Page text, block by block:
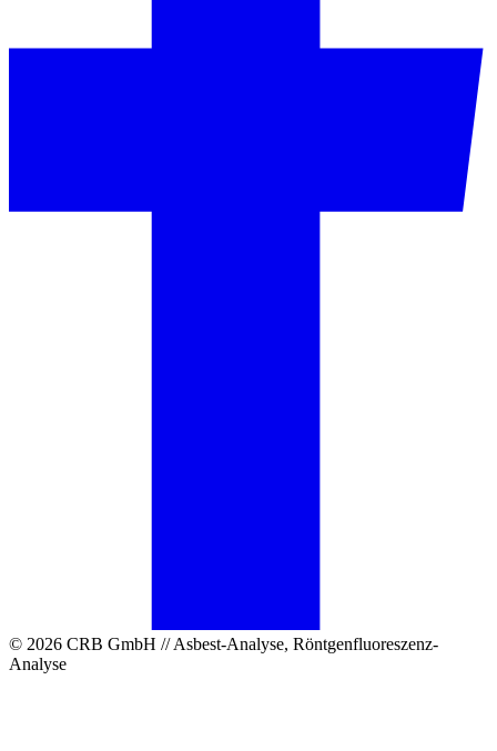
© 2026 CRB GmbH // Asbest-Analyse, Röntgenfluoreszenz-
Analyse